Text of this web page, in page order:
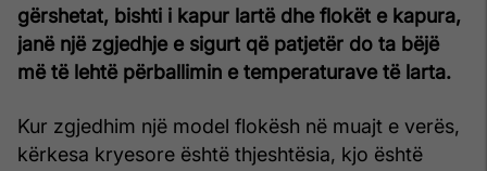
gërshetat, bishti i kapur lartë dhe flokët e kapura,
janë një zgjedhje e sigurt që patjetër do ta bëjë
më të lehtë përballimin e temperaturave të larta.
Kur zgjedhim një model flokësh në muajt e verës,
kërkesa kryesore është thjeshtësia, kjo është